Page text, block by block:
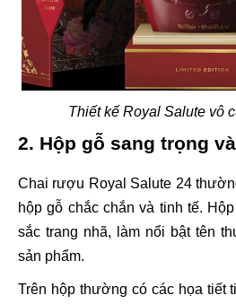
Thiết kế Royal Salute vô
2. Hộp gỗ sang trọng
Chai rượu Royal Salute 24
hộp gỗ chắc chắn và tinh tế.
sắc trang nhã, làm nổi bật tên
sản phẩm.
Trên hộp thường có các họa tiết